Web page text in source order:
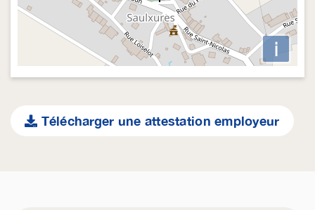
i
Télécharger une attestation employeur